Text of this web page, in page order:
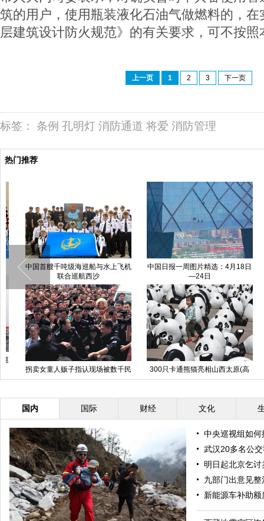
筑的用户，使用瓶装液化石油气做燃料的，
层建筑设计防火规范》的有关要求，可不按
上一页 1 2 3 下一页
标签： 条例 孔明灯 消防通道 将爱 消防管理
热门推荐
中国首艘千吨级海巡船与水上飞机
联合巡航西沙
中国日报一周图片精选：4月18日
—24日
拐卖女童人贩子指认现场被数千民
众包围
300只卡通熊猫亮相山西太原(高
清组图)
国内 国际 财经 文化
中央巡视组如
武汉20多名公
明日起北京乞
九部门出意见
新能源车补助